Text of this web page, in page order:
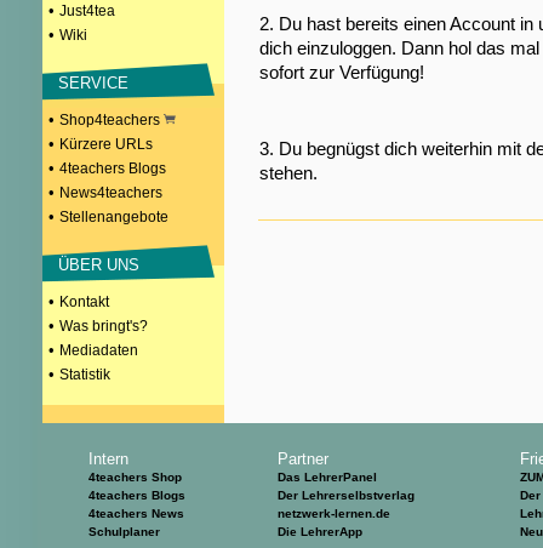
• Just4tea
• Wiki
SERVICE
• Shop4teachers
• Kürzere URLs
• 4teachers Blogs
• News4teachers
• Stellenangebote
ÜBER UNS
• Kontakt
• Was bringt's?
• Mediadaten
• Statistik
2. Du hast bereits einen Account
dich einzuloggen. Dann hol das
sofort zur Verfügung!
3. Du begnügst dich weiterhin mit
stehen.
Intern
4teachers Shop
4teachers Blogs
4teachers News
Schulplaner
Partner
Das LehrerPanel
Der Lehrerselbstverlag
netzwerk-lernen.de
Die LehrerApp